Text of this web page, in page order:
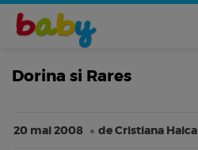
Dorina si Rares
20 mai 2008 de Cristiana Haica